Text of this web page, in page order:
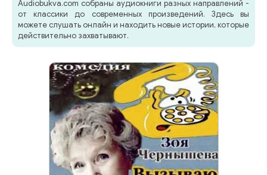
Audiobukva.com собраны аудиокниги разных направлений -
от классики до современных произведений. Здесь вы
можете слушать онлайн и находить новые истории, которые
действительно захватывают.